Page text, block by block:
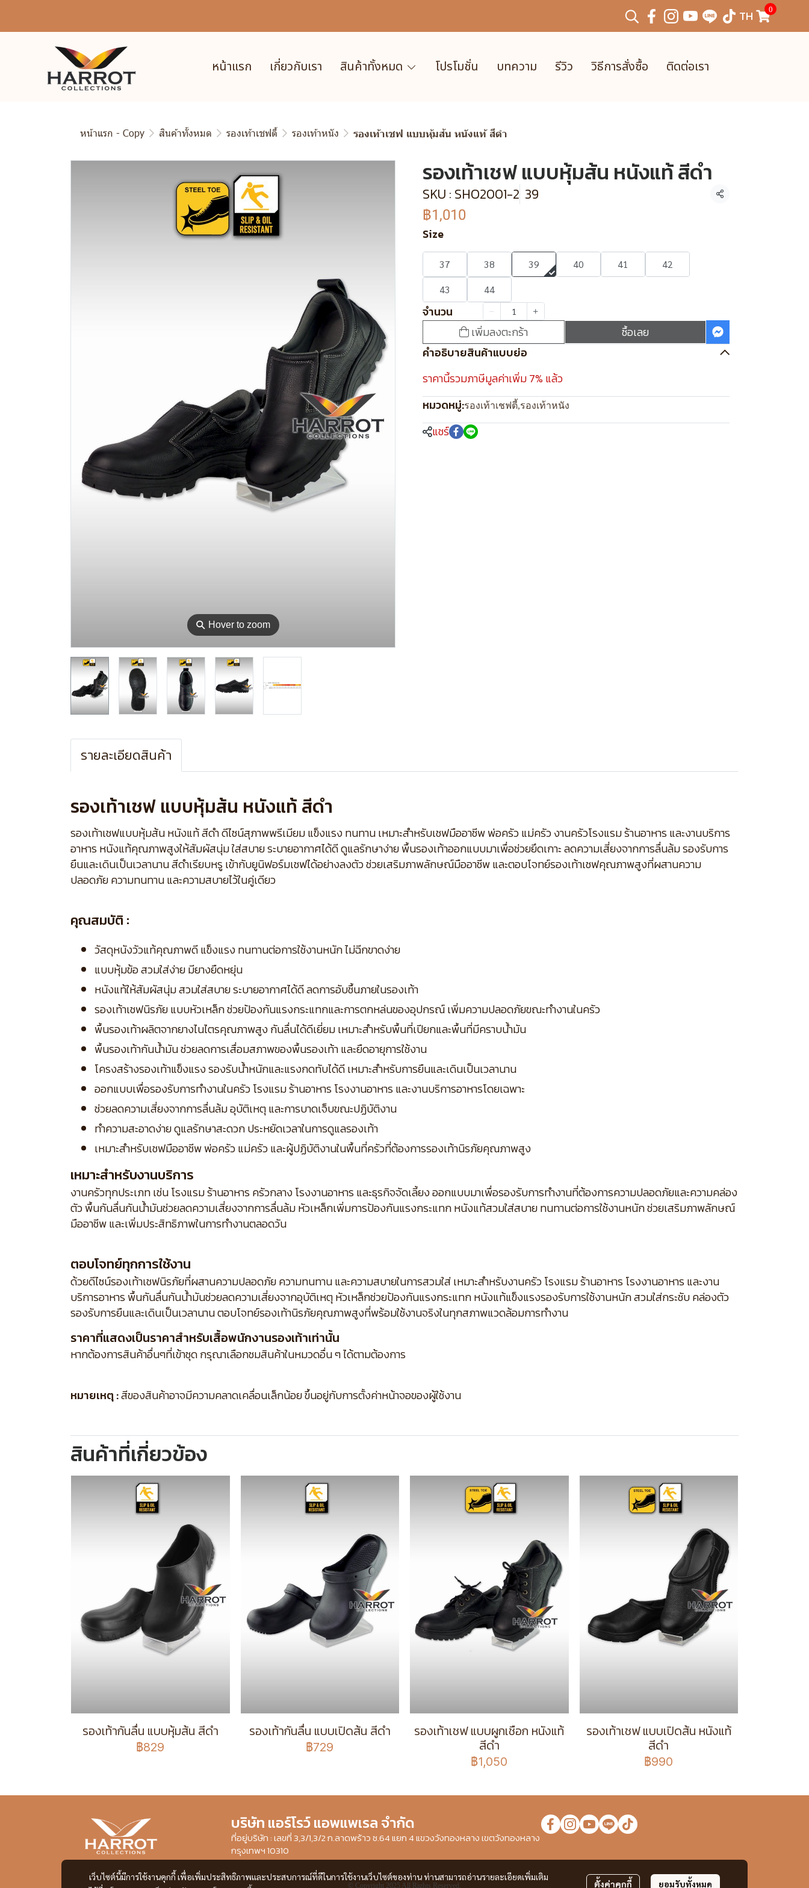
TH 0
หน้าแรก เกี่ยวกับเรา สินค้าทั้งหมด โปรโมชั่น บทความ รีวิว วิธีการสั่งซื้อ ติดต่อเรา
หน้าแรก - Copy สินค้าทั้งหมด รองเท้าเชฟตี้ รองเท้าหนัง รองเท้าเชฟ แบบหุ้มส้น หนังแท้ สีดำ
⚲ Hover to zoom
รองเท้าเชฟ แบบหุ้มส้น หนังแท้ สีดำ
SKU : SHO2001-2 39 แชร์
฿1,010
Size
37 38 39 40 41
42
43
44
จำนวน
เพิ่มลงตะกร้า
ซื้อเลย
คำอธิบายสินค้าแบบย่อ
ราคานี้รวมภาษีมูลค่าเพิ่ม 7% แล้ว
หมวดหมู่:รองเท้าเชฟตี้,รองเท้าหนัง
แชร์
รายละเอียดสินค้า
รองเท้าเชฟ แบบหุ้มส้น หนังแท้ สีดำ
รองเท้าเชฟแบบหุ้มส้น หนังแท้ สีดำ ดีไซน์สุภาพพรีเมียม แข็งแรง ทนทาน เหมาะสำหรับเชฟมืออาชีพ พ่อครัว แม่ครัว งานครัวโรงแรม ร้านอาหาร และงานบริการ
อาหาร หนังแท้คุณภาพสูงให้สัมผัสนุ่ม ใส่สบาย ระบายอากาศได้ดี ดูแลรักษาง่าย พื้นรองเท้าออกแบบมาเพื่อช่วยยึดเกาะ ลดความเสี่ยงจากการลื่นล้ม รองรับการ
ยืนและเดินเป็นเวลานาน สีดำเรียบหรู เข้ากับยูนิฟอร์มเชฟได้อย่างลงตัว ช่วยเสริมภาพลักษณ์มืออาชีพ และตอบโจทย์รองเท้าเชฟคุณภาพสูงที่ผสานความ
ปลอดภัย ความทนทาน และความสบายไว้ในคู่เดียว
คุณสมบัติ :
วัสดุหนังวัวแท้คุณภาพดี แข็งแรง ทนทานต่อการใช้งานหนัก ไม่ฉีกขาดง่าย
แบบหุ้มข้อ สวมใส่ง่าย มียางยืดหยุ่น
หนังแท้ให้สัมผัสนุ่ม สวมใส่สบาย ระบายอากาศได้ดี ลดการอับชื้นภายในรองเท้า
รองเท้าเชฟนิรภัย แบบหัวเหล็ก ช่วยป้องกันแรงกระแทกและการตกหล่นของอุปกรณ์ เพิ่มความปลอดภัยขณะทำงานในครัว
พื้นรองเท้าผลิตจากยางไนไตรคุณภาพสูง กันลื่นได้ดีเยี่ยม เหมาะสำหรับพื้นที่เปียกและพื้นที่มีคราบน้ำมัน
พื้นรองเท้ากันน้ำมัน ช่วยลดการเสื่อมสภาพของพื้นรองเท้า และยืดอายุการใช้งาน
โครงสร้างรองเท้าแข็งแรง รองรับน้ำหนักและแรงกดทับได้ดี เหมาะสำหรับการยืนและเดินเป็นเวลานาน
ออกแบบเพื่อรองรับการทำงานในครัว โรงแรม ร้านอาหาร โรงงานอาหาร และงานบริการอาหารโดยเฉพาะ
ช่วยลดความเสี่ยงจากการลื่นล้ม อุบัติเหตุ และการบาดเจ็บขณะปฏิบัติงาน
ทำความสะอาดง่าย ดูแลรักษาสะดวก ประหยัดเวลาในการดูแลรองเท้า
เหมาะสำหรับเชฟมืออาชีพ พ่อครัว แม่ครัว และผู้ปฏิบัติงานในพื้นที่ครัวที่ต้องการรองเท้านิรภัยคุณภาพสูง
เหมาะสำหรับงานบริการ
งานครัวทุกประเภท เช่น โรงแรม ร้านอาหาร ครัวกลาง โรงงานอาหาร และธุรกิจจัดเลี้ยง ออกแบบมาเพื่อรองรับการทำงานที่ต้องการความปลอดภัยและความคล่อง
ตัว พื้นกันลื่นกันน้ำมันช่วยลดความเสี่ยงจากการลื่นล้ม หัวเหล็กเพิ่มการป้องกันแรงกระแทก หนังแท้สวมใส่สบาย ทนทานต่อการใช้งานหนัก ช่วยเสริมภาพลักษณ์
มืออาชีพ และเพิ่มประสิทธิภาพในการทำงานตลอดวัน
ตอบโจทย์ทุกการใช้งาน
ด้วยดีไซน์รองเท้าเชฟนิรภัยที่ผสานความปลอดภัย ความทนทาน และความสบายในการสวมใส่ เหมาะสำหรับงานครัว โรงแรม ร้านอาหาร โรงงานอาหาร และงาน
บริการอาหาร พื้นกันลื่นกันน้ำมันช่วยลดความเสี่ยงจากอุบัติเหตุ หัวเหล็กช่วยป้องกันแรงกระแทก หนังแท้แข็งแรงรองรับการใช้งานหนัก สวมใส่กระชับ คล่องตัว
รองรับการยืนและเดินเป็นเวลานาน ตอบโจทย์รองเท้านิรภัยคุณภาพสูงที่พร้อมใช้งานจริงในทุกสภาพแวดล้อมการทำงาน
ราคาที่แสดงเป็นราคาสำหรับเสื้อพนักงานรองเท้าเท่านั้น
หากต้องการสินค้าอื่นๆที่เข้าชุด กรุณาเลือกชมสินค้าในหมวดอื่น ๆ ได้ตามต้องการ
หมายเหตุ :สีของสินค้าอาจมีความคลาดเคลื่อนเล็กน้อย ขึ้นอยู่กับการตั้งค่าหน้าจอของผู้ใช้งาน
สินค้าที่เกี่ยวข้อง
รองเท้ากันลื่น แบบหุ้มส้น สีดำ
฿829
รองเท้ากันลื่น แบบเปิดส้น สีดำ
฿729
รองเท้าเชฟ แบบผูกเชือก หนังแท้
สีดำ
฿1,050
รองเท้าเชฟ แบบเปิดส้น หนังแท้
สีดำ
฿990
เว็บไซต์นี้มีการใช้งานคุกกี้ เพื่อเพิ่มประสิทธิภาพและประสบการณ์ที่ดีในการใช้งานเว็บไซต์ของท่าน ท่านสามารถอ่านรายละเอียดเพิ่มเติม
ตั้งค่าคุกกี้ ยอมรับทั้งหมด
บริษัท แอร์โรว์ แอพแพเรล จำกัด
ที่อยู่บริษัท : เลขที่ 3,3/1,3/2 ก.ลาดพร้าว ซ.64 แยก 4 แขวงวังทองหลาง เขตวังทองหลาง
กรุงเทพฯ 10310
© Copyright 2025 All Rights Reserved.